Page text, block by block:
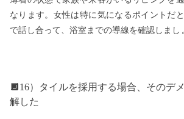
なります。女性は特に気になるポイントだ
で話し合って、浴室までの導線を確認しまし
🔲16）タイルを採用する場合、そのデ
解した